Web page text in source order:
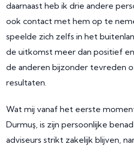
daarnaast heb ik drie andere
ook contact met hem op te
speelde zich zelfs in het
de uitkomst meer dan positief
de anderen bijzonder tevreden
resultaten.
Wat mij vanaf het eerste
Durmuş, is zijn persoonlijke
adviseurs strikt zakelijk blijven,